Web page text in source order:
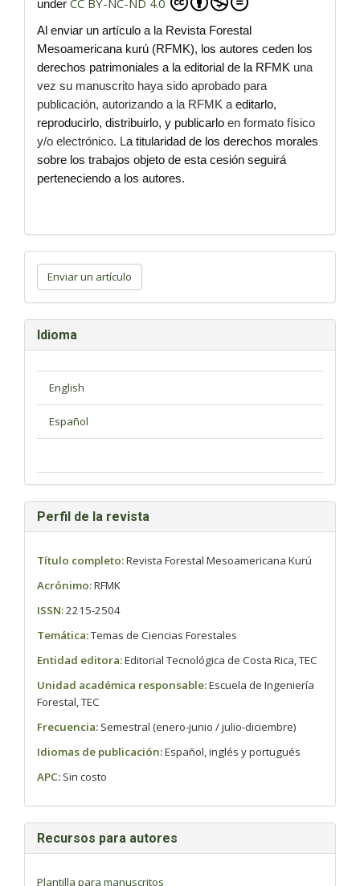
under CC BY-NC-ND 4.0
Al enviar un artículo a la Revista Forestal
Mesoamericana kurú (RFMK), los autores ceden los
derechos patrimoniales a la editorial de la RFMK una
vez su manuscrito haya sido aprobado para
publicación, autorizando a la RFMK a editarlo,
reproducirlo, distribuirlo, y publicarlo en formato físico
y/o electrónico. La titularidad de los derechos morales
sobre los trabajos objeto de esta cesión seguirá
perteneciendo a los autores.
Enviar
un
artículo
Enviar un artículo
Idioma
Perfil de la revista
Título completo:Revista Forestal Mesoamericana Kurú
Acrónimo:RFMK
ISSN:2215-2504
Temática:Temas de Ciencias Forestales
Entidad editora:Editorial Tecnológica de Costa Rica, TEC
Unidad académica responsable:Escuela de Ingeniería
Forestal, TEC
Frecuencia: Semestral (enero-junio / julio-diciembre)
Idiomas de publicación:Español, inglés y portugués
APC: Sin costo
Recursos para autores
Plantilla para manuscritos